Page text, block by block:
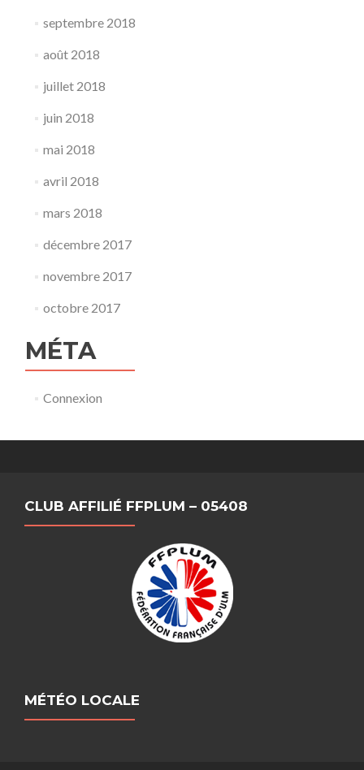
septembre 2018
août 2018
juillet 2018
juin 2018
mai 2018
avril 2018
mars 2018
décembre 2017
novembre 2017
octobre 2017
MÉTA
Connexion
CLUB AFFILIÉ FFPLUM – 05408
MÉTÉO LOCALE